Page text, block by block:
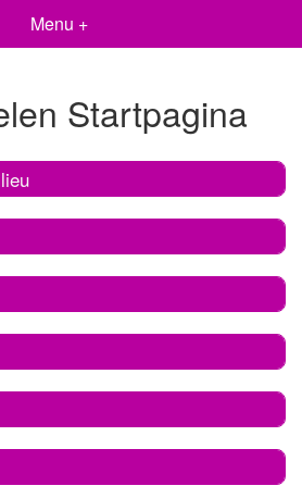
Menu +
Startpagina